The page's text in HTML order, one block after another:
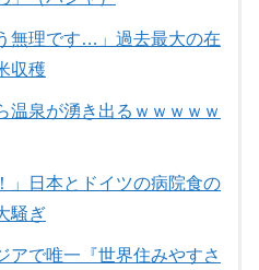
無理です…」過去最大の在
収穫
温泉が湧き出るｗｗｗｗｗ
」日本とドイツの病院食の
騒ぎ
アで唯一『世界住みやすさ